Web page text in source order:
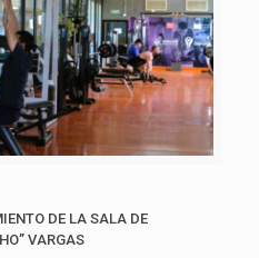
DE LA SALA DE
VARGAS